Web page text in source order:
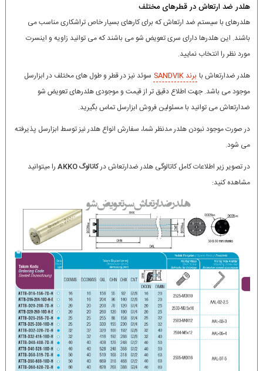
هلدر ضد ارتعاش در قطرهای مختلف
هلدرهای با سیستم ضد ارتعاش که برای کارهای بسیار خاص تراشکاری مناسب می
باشند. این هلدرها دارای سری تعویض شو می باشند که می توانید زاویه و اینسرت
مورد نظر را انتخاب نمایید.
هلدر ضدارتعاش با برند SANDVIK
سوئد نیز در قطر و طول های مختلف در ابزارسل
موجود می باشد. جهت اطلاع دقیق تر از قیمت و موجودی هلدرهای تعویض شو
ضدارتعاش می توانید با مسئولین فروش ابزارسل تماس بگیرید.
در صورت موجود نبودن هلدر مدنظر شما، سفارش انواع هلدر نیز توسط ابزارسل پذیرفته
می شود.
در تصویر زیر اطلاعات کامل کاتالوگی هلدر ضدارتعاش درکاتالوگ AKKO
را میتوانید
مشاهده کنید: